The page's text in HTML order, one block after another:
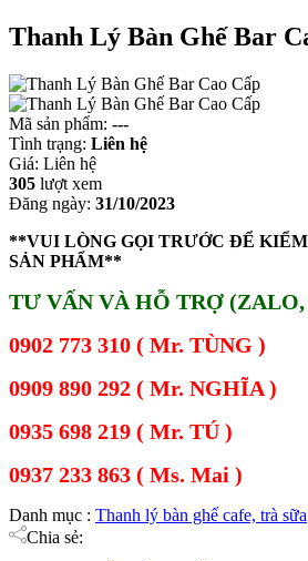
Thanh Lý Bàn Ghế Bar
Mã sản phẩm: ---
Tình trạng: Liên hệ
Giá: Liên hệ
305 lượt xem
Đăng ngày: 31/10/2023
**VUI LÒNG GỌI TRƯỚC ĐỂ
SẢN PHẨM**
TƯ VẤN VÀ HỖ TRỢ
0902 773 310 ( Mr. TÙNG )
0909 890 292 ( Mr. NGHĨA )
0935 698 219 ( Mr. TÚ )
0937 233 863 ( Ms. Mai )
Danh mục : Thanh lý bàn ghế cafe, trà sữa
Chia sẻ: